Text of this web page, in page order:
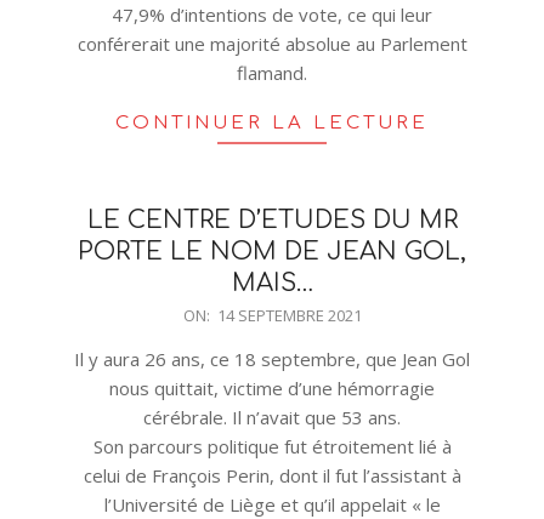
47,9% d’intentions de vote, ce qui leur
conférerait une majorité absolue au Parlement
flamand.
CONTINUER LA LECTURE
LE CENTRE D’ETUDES DU MR
PORTE LE NOM DE JEAN GOL,
MAIS…
14
ON: 14 SEPTEMBRE 2021
Il y aura 26 ans, ce 18 septembre, que Jean Gol
nous quittait, victime d’une hémorragie
cérébrale. Il n’avait que 53 ans.
Son parcours politique fut étroitement lié à
celui de François Perin, dont il fut l’assistant à
l’Université de Liège et qu’il appelait « le